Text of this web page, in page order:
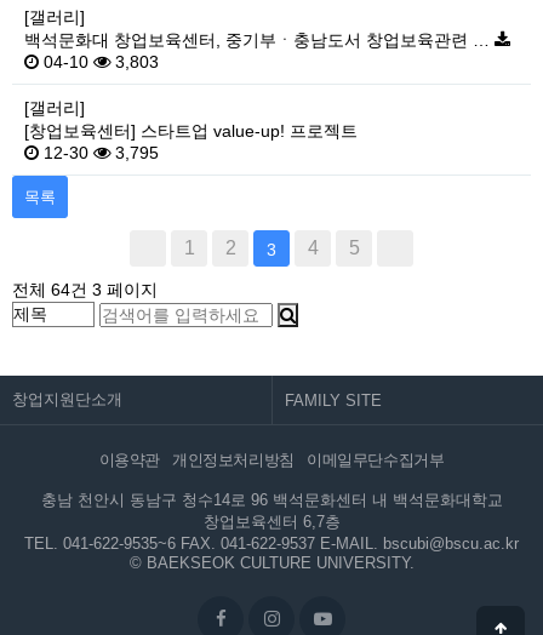
[갤러리]
백석문화대 창업보육센터, 중기부ㆍ충남도서 창업보육관련 …
04-10
3,803
[갤러리]
[창업보육센터] 스타트업 value-up! 프로젝트
12-30
3,795
목록
1 2 3 4 5
전체 64건 3 페이지
창업지원단소개
이용약관 개인정보처리방침 이메일무단수집거부
충남 천안시 동남구 청수14로 96 백석문화센터 내 백석문화대학교
창업보육센터 6,7층
TEL. 041-622-9535~6 FAX. 041-622-9537 E-MAIL. bscubi@bscu.ac.kr
© BAEKSEOK CULTURE UNIVERSITY.